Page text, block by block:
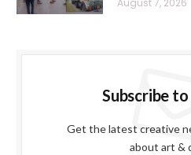
August 7, 2026
Subscribe
Get the latest creative
about art &